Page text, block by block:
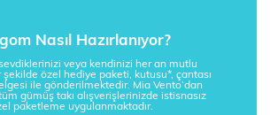
Nasıl Hazırlanıyor?
veya kendinizi her an mutlu
özel hediye paketi, kutusu*, çantası
ile gönderilmektedir. Mia Vento’dan
gümüş takı alışverişlerinizde istisnasız
paketleme uygulanmaktadır.